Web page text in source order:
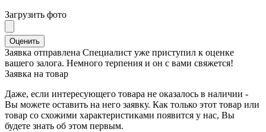
Загрузить фото
Оценить
Заявка отправлена Специалист уже приступил к оценке
вашего залога. Немного терпения и он с вами свяжется!
Заявка на товар
Даже, если интересующего товара не оказалось в наличии -
Вы можете оставить на него заявку. Как только этот товар или
товар со схожими характеристиками появится у нас, Вы
будете знать об этом первым.